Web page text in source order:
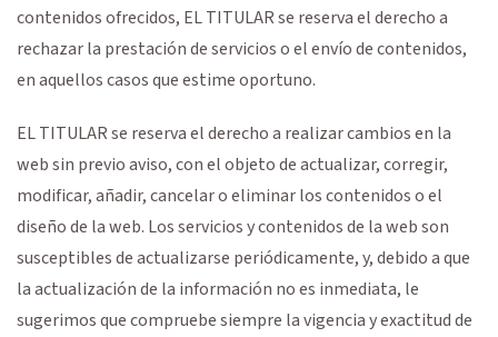
contenidos ofrecidos, EL TITULAR se reserva el derecho a
rechazar la prestación de servicios o el envío de contenidos,
en aquellos casos que estime oportuno.
EL TITULAR se reserva el derecho a realizar cambios en la
web sin previo aviso, con el objeto de actualizar, corregir,
modificar, añadir, cancelar o eliminar los contenidos o el
diseño de la web. Los servicios y contenidos de la web son
susceptibles de actualizarse periódicamente, y, debido a que
la actualización de la información no es inmediata, le
sugerimos que compruebe siempre la vigencia y exactitud de